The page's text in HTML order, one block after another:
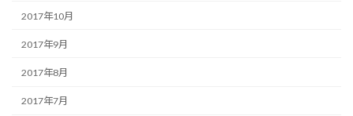
2017年10月
2017年9月
2017年8月
2017年7月